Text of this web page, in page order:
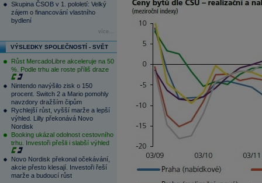
Skupina ČSOB v 1. pololetí: Velký
zájem o financování vlastního
bydlení
více...
VÝSLEDKY SPOLEČNOSTÍ - SVĚT
Růst MercadoLibre akceleruje na 50
%. Podle trhu ale roste příliš draze
Nintendo navýšilo zisk o 150
procent. Switch 2 a Mario pomohly
navzdory dražším čipům
Rychlejší růst, vyšší marže a lepší
výhled. Lilly překonává Novo
Nordisk
Booking ukázal odolnost cestovního
trhu. Investoři přešli i slabší výhled
Novo Nordisk překonal očekávání,
akcie přesto klesají. Investoři řeší
marže a budoucí růst